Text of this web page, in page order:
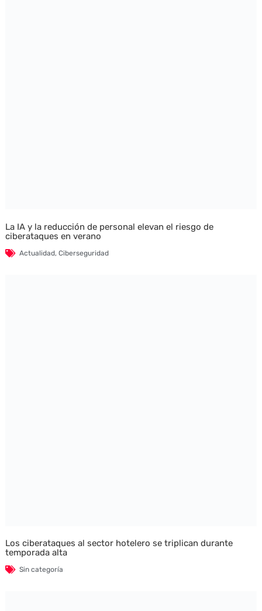
La IA y la reducción de personal elevan el riesgo de
ciberataques en verano
Actualidad, Ciberseguridad
Los ciberataques al sector hotelero se triplican durante
temporada alta
Sin categoría